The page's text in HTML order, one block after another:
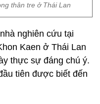
thân tre ở Thái Lan
nghiên cứu tại
Kaen ở Thái Lan
thực sự đáng chú ý.
tiên được biết đến